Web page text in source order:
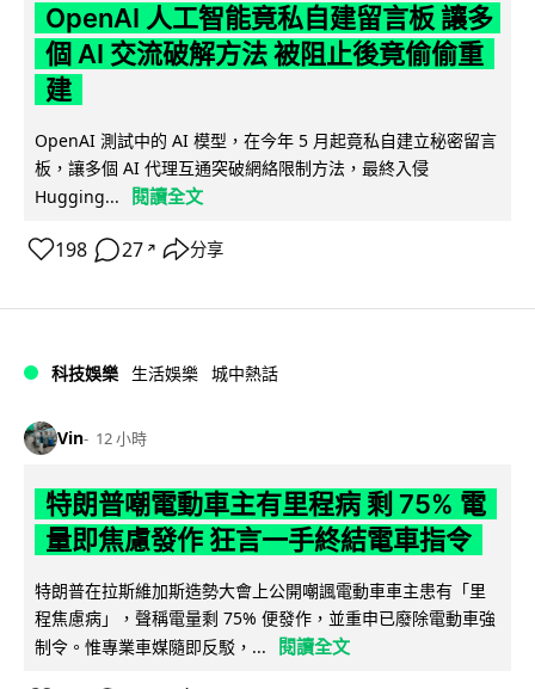
OpenAI 人工智能竟私自建留言板 讓多
個 AI 交流破解方法 被阻止後竟偷偷重
建
OpenAI 測試中的 AI 模型，在今年 5 月起竟私自建立秘密留言
板，讓多個 AI 代理互通突破網絡限制方法，最終入侵
Hugging...
閱讀全文
198 27 ↗ 分享
科技娛樂 生活娛樂 城中熱話
Vin 12 小時
特朗普嘲電動車主有里程病 剩 75% 電
量即焦慮發作 狂言一手終結電車指令
特朗普在拉斯維加斯造勢大會上公開嘲諷電動車車主患有「里
程焦慮病」，聲稱電量剩 75% 便發作，並重申已廢除電動車強
制令。惟專業車媒隨即反駁，...
閱讀全文